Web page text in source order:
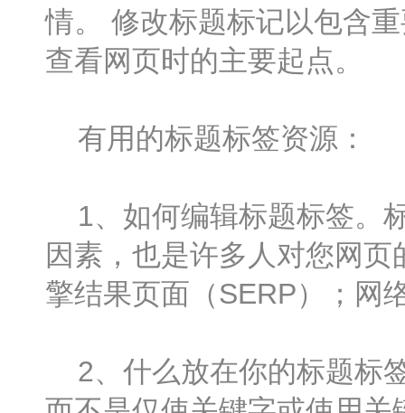
情。 修改标题标记以包含
查看网页时的主要起点。
有用的标题标签资源：
1、如何编辑标题标签。
因素，也是许多人对您网
擎结果页面（SERP）；网
2、什么放在你的标题标